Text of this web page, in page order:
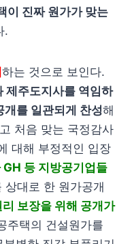
이 진짜 원가가 맞는
.
하는 것으로 보인다.
제주도지사를 역임하
개를 일관되게 찬성해
처음 맞는 국정감사
대해 부정적인 입장
GH 등 지방공기업들
대로 한 원가공개
보장을 위해 공개가
주택의 건설원가를